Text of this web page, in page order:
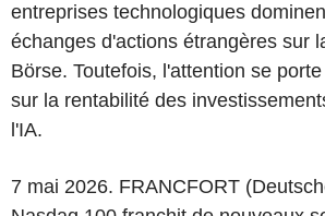
entreprises technologiques
échanges d'actions étrangères sur
Börse. Toutefois, l'attention se
sur la rentabilité des
l'IA.
7 mai 2026. FRANCFORT